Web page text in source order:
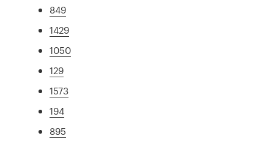
849
1429
1050
129
1573
194
895